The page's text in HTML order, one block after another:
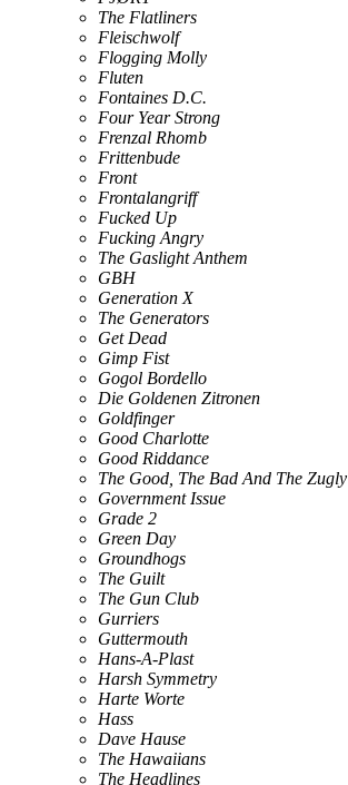
The Flatliners
Fleischwolf
Flogging Molly
Fluten
Fontaines D.C.
Four Year Strong
Frenzal Rhomb
Frittenbude
Front
Frontalangriff
Fucked Up
Fucking Angry
The Gaslight Anthem
GBH
Generation X
The Generators
Get Dead
Gimp Fist
Gogol Bordello
Die Goldenen Zitronen
Goldfinger
Good Charlotte
Good Riddance
The Good, The Bad And The Zugly
Government Issue
Grade 2
Green Day
Groundhogs
The Guilt
The Gun Club
Gurriers
Guttermouth
Hans-A-Plast
Harsh Symmetry
Harte Worte
Hass
Dave Hause
The Hawaiians
The Headlines